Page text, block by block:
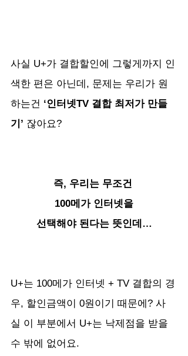
사실 U+가 결합할인에 그렇게까지 인
색한 편은 아닌데, 문제는 우리가 원
하는건 ‘인터넷TV 결합 최저가 만들
기’ 잖아요?
즉, 우리는 무조건
100메가 인터넷을
선택해야 된다는 뜻인데…
U+는 100메가 인터넷 + TV 결합의 경
우, 할인금액이 0원이기 때문에? 사
실 이 부분에서 U+는 낙제점을 받을
수 밖에 없어요.